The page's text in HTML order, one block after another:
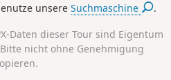
Zitaten zur Artenvielfalt
zu anderen Routen zu
unsereSuchmaschine .
Daten dieser Tour sind Eigentum
nicht ohne Genehmigung